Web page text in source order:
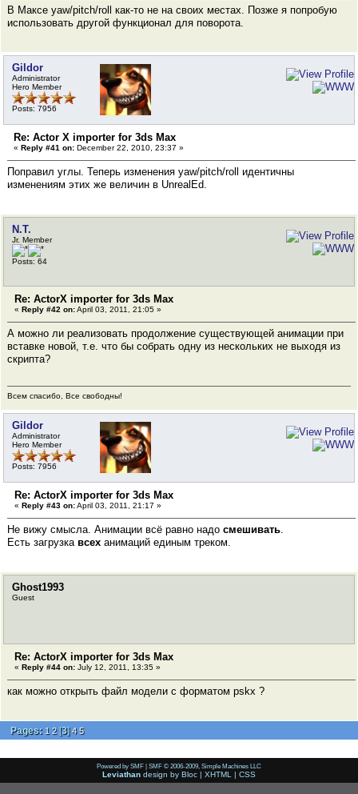
В Максе yaw/pitch/roll как-то не на своих местах. Позже я попробую
использовать другой функционал для поворота.
Gildor
Administrator
Hero Member
Posts: 7956
Re: Actor X importer for 3ds Max
« Reply #41 on: December 22, 2010, 23:37 »
Поправил углы. Теперь изменения yaw/pitch/roll идентичны
изменениям этих же величин в UnrealEd.
N.T.
Jr. Member
Posts: 64
Re: ActorX importer for 3ds Max
« Reply #42 on:April 03, 2011, 21:05 »
А можно ли реализовать продолжение существующей анимации при
вставке новой, т.е. что бы собрать одну из нескольких не выходя из
скрипта?
Всем спасибо, Все свободны!
Gildor
Administrator
Hero Member
Posts: 7956
Re: ActorX importer for 3ds Max
« Reply #43 on:April 03, 2011, 21:17 »
Не вижу смысла. Анимации всё равно надо смешивать.
Есть загрузка всех анимаций единым треком.
Ghost1993
Guest
Re: ActorX importer for 3ds Max
« Reply #44 on: July 12, 2011, 13:35 »
как можно открыть файл модели с форматом pskx ?
Pages: 1 2[3]4 5
Powered by SMF | SMF © 2006-2009, Simple Machines LLC
Leviathan design by Bloc | XHTML | CSS